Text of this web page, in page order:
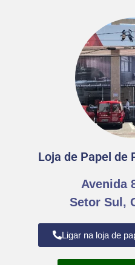
Loja de Papel de
Avenida
Setor Sul,
Ligar na loja de